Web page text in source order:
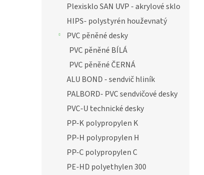
Plexisklo SAN UVP - akrylové sklo
HIPS- polystyrén houževnatý
PVC pěněné desky
PVC pěněné BÍLÁ
PVC pěněné ČERNÁ
ALU BOND - sendvič hliník
PALBORD- PVC sendvičové desky
PVC-U technické desky
PP-K polypropylen K
PP-H polypropylen H
PP-C polypropylen C
PE-HD polyethylen 300